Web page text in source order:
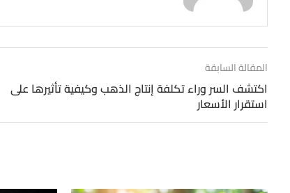
المقالة السابقة
اكتشف السر وراء تكلفة إنتاج الذهب وكيفية تأثيرها على
استقرار الأسعار